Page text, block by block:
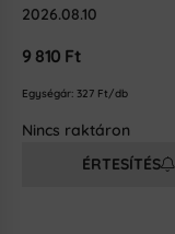
2026.08.10
9 810 Ft
Egységár: 327 Ft/db
Nincs raktáron
ÉRTESÍTÉS